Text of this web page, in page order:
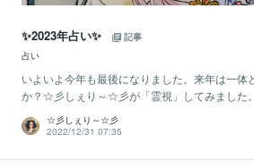
✨2023年占い✨
記事
占い
いよいよ今年も最後になりました。来年は一体
か？☆彡しぇり～☆彡が「霊視」してみました
☆彡しぇり～☆彡
2022/12/31 07:35